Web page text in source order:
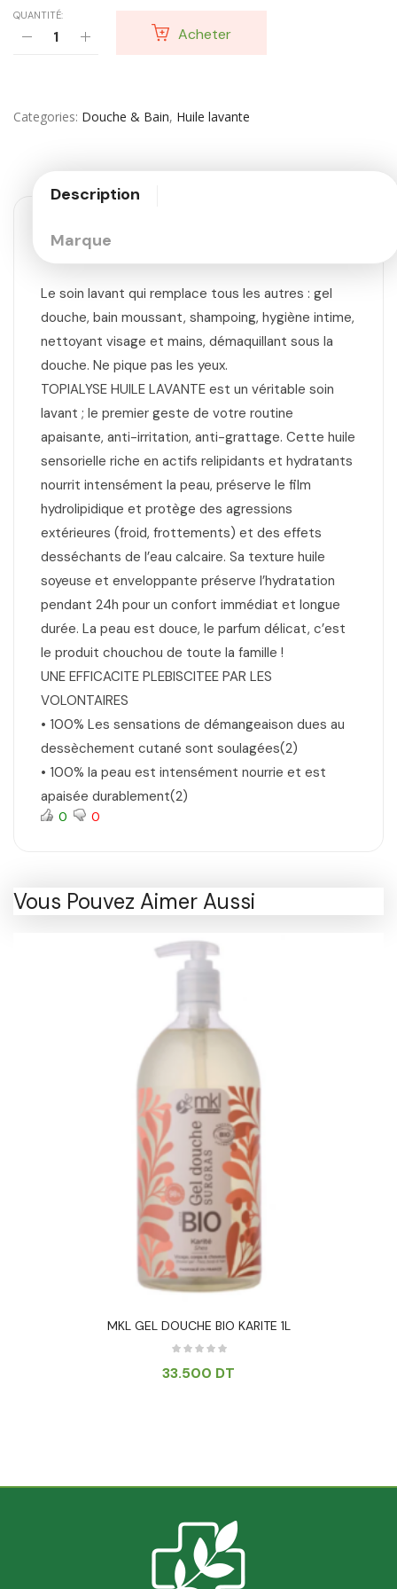
QUANTITÉ:
Acheter
Categories Douche & Bain, Huile lavante
Description
Marque
Le soin lavant qui remplace tous les autres : gel
douche, bain moussant, shampoing, hygiène intime,
nettoyant visage et mains, démaquillant sous la
douche. Ne pique pas les yeux.
TOPIALYSE HUILE LAVANTE est un véritable soin
lavant ; le premier geste de votre routine
apaisante, anti-irritation, anti-grattage. Cette huile
sensorielle riche en actifs relipidants et hydratants
nourrit intensément la peau, préserve le film
hydrolipidique et protège des agressions
extérieures (froid, frottements) et des effets
desséchants de l’eau calcaire. Sa texture huile
soyeuse et enveloppante préserve l’hydratation
pendant 24h pour un confort immédiat et longue
durée. La peau est douce, le parfum délicat, c’est
le produit chouchou de toute la famille !
UNE EFFICACITE PLEBISCITEE PAR LES
VOLONTAIRES
• 100% Les sensations de démangeaison dues au
dessèchement cutané sont soulagées(2)
• 100% la peau est intensément nourrie et est
apaisée durablement(2)
0 0
Vous Pouvez Aimer Aussi
MKL GEL DOUCHE BIO KARITE 1L
33.500 DT